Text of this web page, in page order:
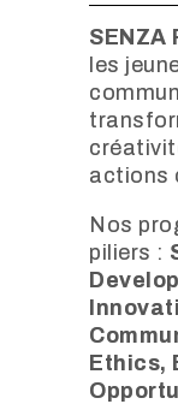
SENZA
les
actions
Nos
piliers :
Ethics,